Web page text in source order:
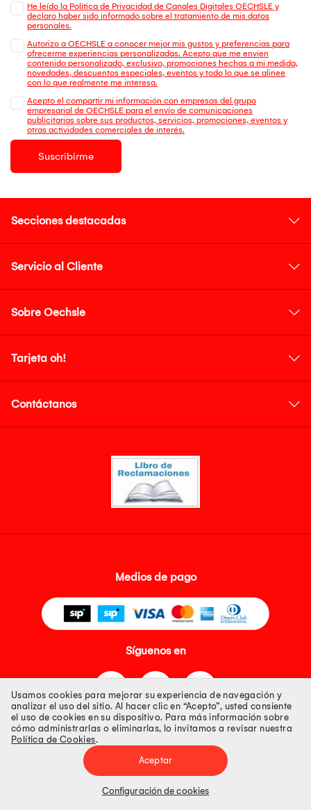
He leído la Política de Privacidad de Canales Digitales OECHSLE y
declaro haber sido informado sobre el tratamiento de mis datos
personales.
Autorizo a OECHSLE a conocer mejor mis gustos y preferencias para
ofrecerme experiencias personalizadas. Acepto que me envien
contenido personalizado, exclusivo, promociones hechas a mi medida,
novedades, descuentos especiales, eventos y todo lo que se alinee
con lo que realmente me interesa.
Acepto el compartir mi información con empresas del grupo
empresarial de OECHSLE para el envío de comunicaciones
publicitarias sobre sus productos, servicios, promociones, eventos y
otras actividades comerciales de interés.
Suscribirme
Secciones destacadas
Servicio al Cliente
Sobre Oechsle
Tarjeta oh!
Contáctanos
Medios de pago
Síguenos en
Tienda 100% Segura
Tiendas Peruanas S.A. R.U.C. Nº 20493020618. Todos los derechos
Precios disponibles solo en www.oechsle.pe. Precios online publicados
Usamos cookies para mejorar su experiencia de navegación y
analizar el uso del sitio. Al hacer clic en “Acepto”, usted consiente
el uso de cookies en su dispositivo. Para más información sobre
cómo administrarlas o eliminarlas, lo invitamos a revisar nuestra
Política de Cookies.
Aceptar
Configuración de cookies